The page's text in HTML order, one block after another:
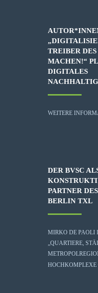
TREIBER
MACHEN!“
DIGITALES
WEITERE
DER BVSC
PARTNER
BERLIN TXL
MIRKO DE PAOLI
„QUARTIERE,
HOCHKOMPLEXE